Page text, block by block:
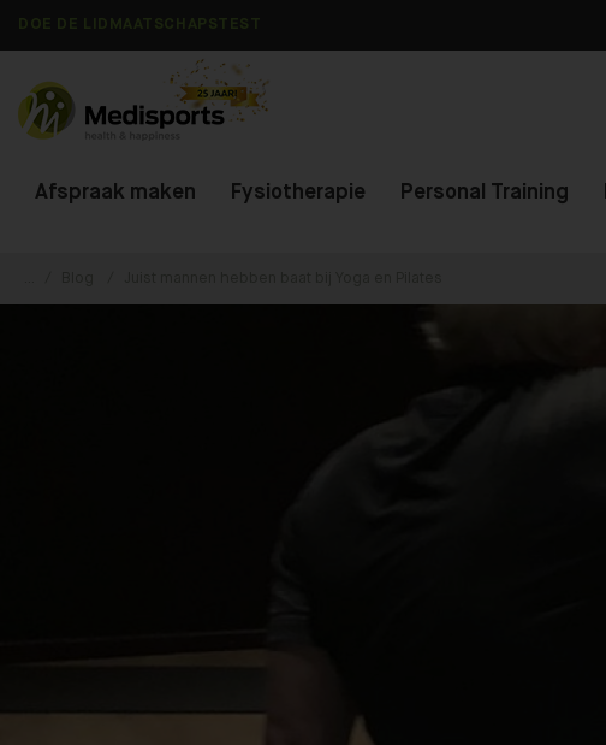
DOE DE LIDMAATSCHAPSTEST
Afspraak maken Fysiotherapie Personal Training